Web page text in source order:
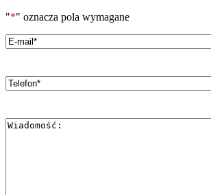
"*" oznacza pola wymagane
Email*
Telefon*
Wiadomość*